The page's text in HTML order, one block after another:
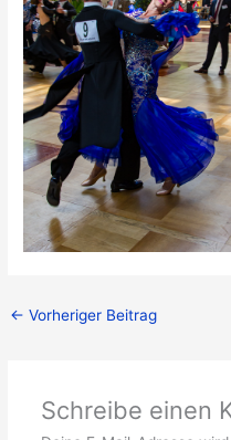
← Vorheriger Beitrag
Schreibe einen